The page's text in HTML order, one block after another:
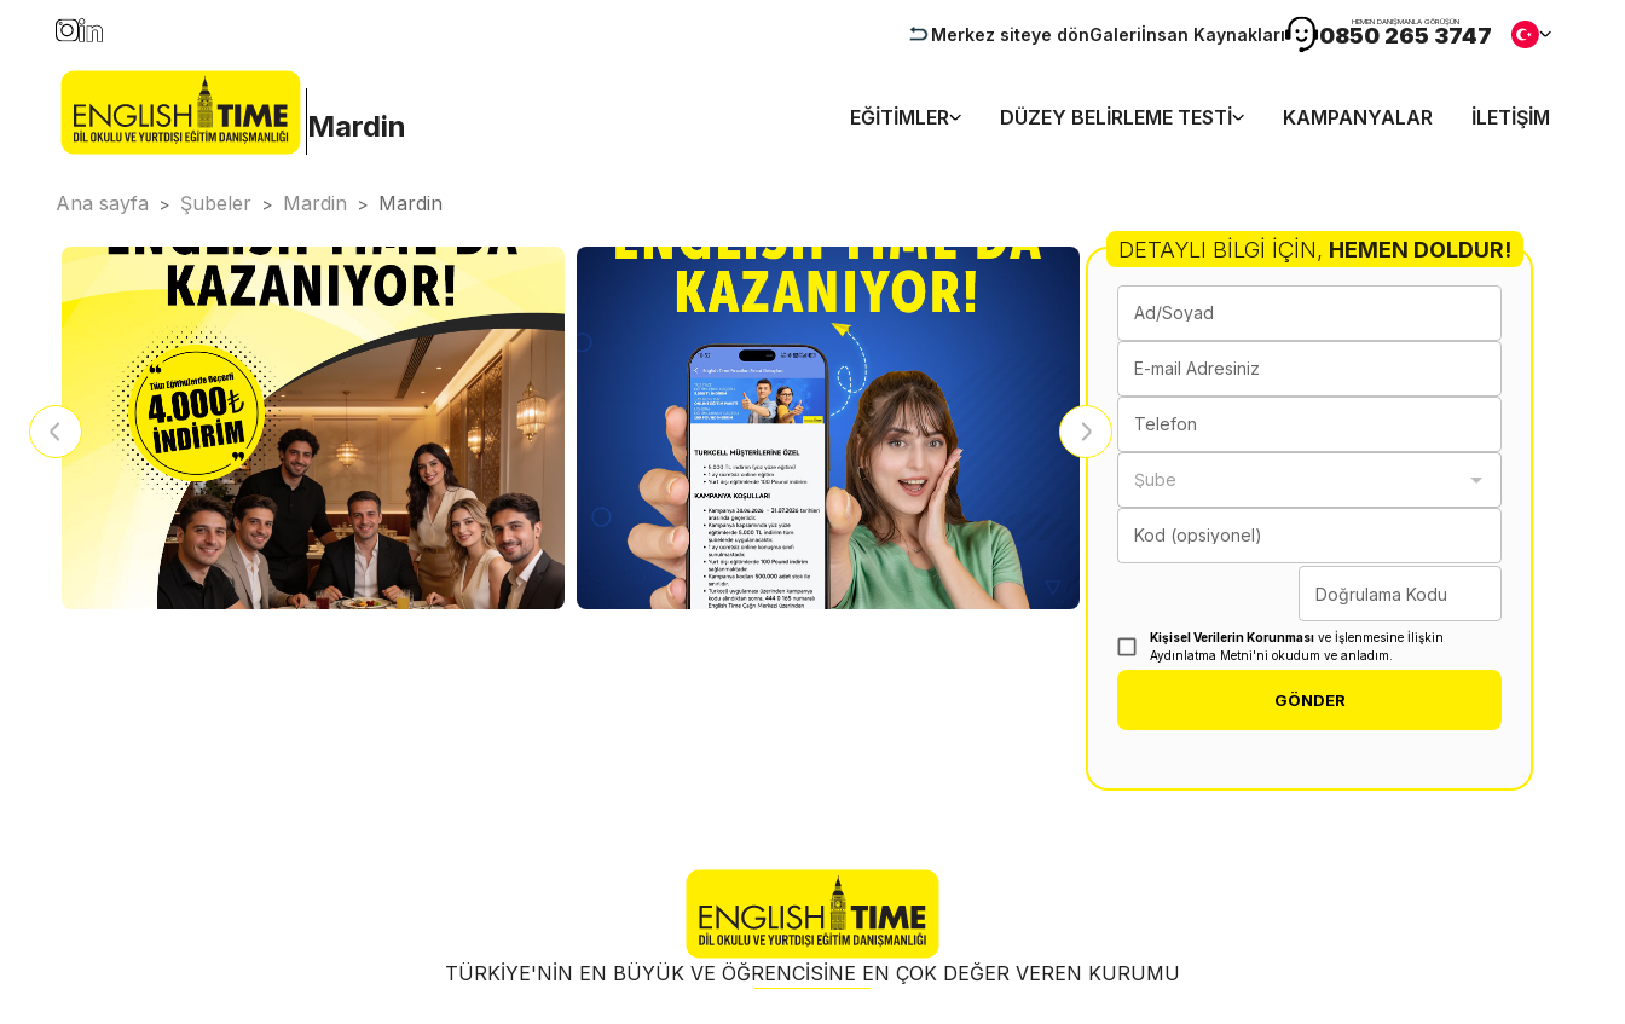
Merkez siteye dönGaleriİnsan Kaynakları
HEMEN DANIŞMANLA GÖRÜŞÜN
0850 265 3747
Mardin EĞITIMLER DÜZEY BELIRLEME TESTI KAMPANYALAR İLETIŞIM
Ana sayfa > Şubeler > Mardin > Mardin
DETAYLI BILGI İÇIN, HEMEN DOLDUR!
Ad/Soyad
E-mail Adresiniz
Telefon
Şube
Kod (opsiyonel)
Doğrulama Kodu
Kişisel Verilerin Korunması ve İşlenmesine İlişkin
Aydınlatma Metni'ni okudum ve anladım.
GÖNDER
TÜRKIYE'NIN EN BÜYÜK VE ÖĞRENCISINE EN ÇOK DEĞER VEREN KURUMU